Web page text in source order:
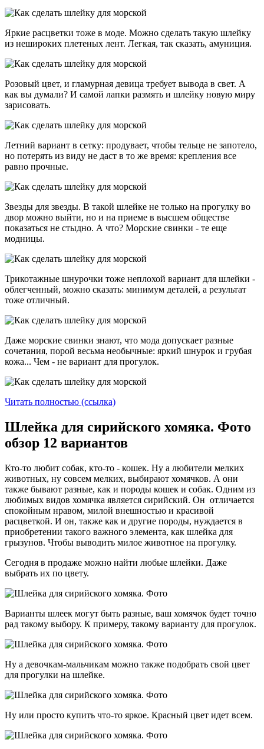
Яркие расцветки тоже в моде. Можно сделать такую шлейку
из нешироких плетеных лент. Легкая, так сказать, амуниция.
Розовый цвет, и гламурная девица требует вывода в свет. А
как вы думали? И самой лапки размять и шлейку новую миру
зарисовать.
Летний вариант в сетку: продувает, чтобы тельце не запотело,
но потерять из виду не даст в то же время: крепления все
равно прочные.
Звезды для звезды. В такой шлейке не только на прогулку во
двор можно выйти, но и на приеме в высшем обществе
показаться не стыдно. А что? Морские свинки - те еще
модницы.
Трикотажные шнурочки тоже неплохой вариант для шлейки -
облегченный, можно сказать: минимум деталей, а результат
тоже отличный.
Даже морские свинки знают, что мода допускает разные
сочетания, порой весьма необычные: яркий шнурок и грубая
кожа... Чем - не вариант для прогулок.
Читать полностью (ссылка)
Шлейка для сирийского хомяка. Фото
обзор 12 вариантов
Кто-то любит собак, кто-то - кошек. Ну а любители мелких
животных, ну совсем мелких, выбирают хомячков. А они
также бывают разные, как и породы кошек и собак. Одним из
любимых видов хомячка является сирийский. Он отличается
спокойным нравом, милой внешностью и красивой
расцветкой. И он, также как и другие породы, нуждается в
приобретении такого важного элемента, как шлейка для
грызунов. Чтобы выводить милое животное на прогулку.
Сегодня в продаже можно найти любые шлейки. Даже
выбрать их по цвету.
Варианты шлеек могут быть разные, ваш хомячок будет точно
рад такому выбору. К примеру, такому варианту для прогулок.
Ну а девочкам-мальчикам можно также подобрать свой цвет
для прогулки на шлейке.
Ну или просто купить что-то яркое. Красный цвет идет всем.